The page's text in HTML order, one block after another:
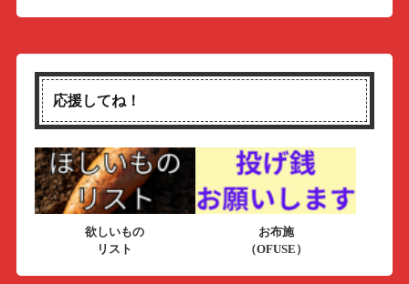
応援してね！
欲しいもの
リスト
お布施
（OFUSE）